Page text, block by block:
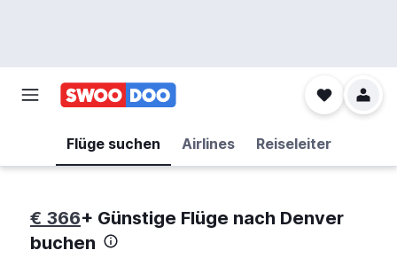
Flüge suchen Airlines Reiseleiter
€ 366+ Günstige Flüge nach Denver
buchen